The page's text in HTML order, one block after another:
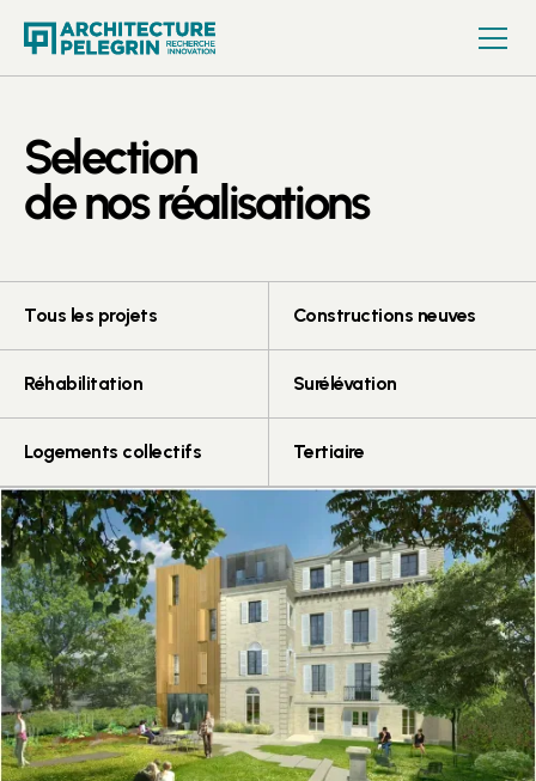
Selection
de nos réalisations
Tous les projets Constructions neuves
Réhabilitation Surélévation
Logements collectifs Tertiaire